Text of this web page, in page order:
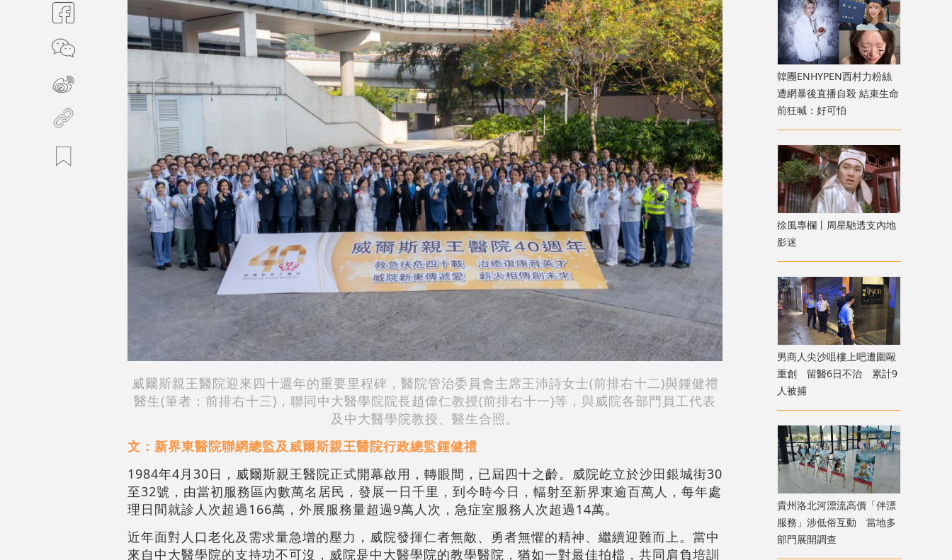
威爾斯親王醫院迎來四十週年的重要里程碑，醫院管治委員會主席王沛詩女士(前排右十二)與鍾健禮
醫生(筆者：前排右十三)，聯同中大醫學院院長趙偉仁教授(前排右十一)等，與威院各部門員工代表
及中大醫學院教授、醫生合照。
文：新界東醫院聯網總監及威爾斯親王醫院行政總監鍾健禮
1984年4月30日，威爾斯親王醫院正式開幕啟用，轉眼間，已屆四十之齡。威院屹立於沙田銀城街30
至32號，由當初服務區內數萬名居民，發展一日千里，到今時今日，輻射至新界東逾百萬人，每年處
理日間就診人次超過166萬，外展服務量超過9萬人次，急症室服務人次超過14萬。
近年面對人口老化及需求量急增的壓力，威院發揮仁者無敵、勇者無懼的精神、繼續迎難而上。當中
來自中大醫學院的支持功不可沒，威院是中大醫學院的教學醫院，猶如一對最佳拍檔，共同肩負培訓
韓團ENHYPEN西村力粉絲
遭網暴後直播自殺 結束生命
前狂喊：好可怕
徐風專欄丨周星馳透支內地
影迷
男商人尖沙咀樓上吧遭圍毆
重創 留醫6日不治 累計9
人被捕
貴州洛北河漂流高價「伴漂
服務」涉低俗互動 當地多
部門展開調查